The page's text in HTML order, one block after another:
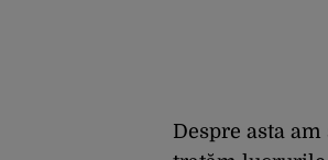
Despre asta